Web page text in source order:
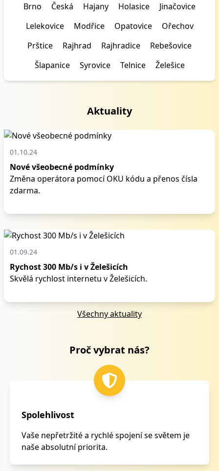
Brno Česká Hajany Holasice
Jinačovice
Lelekovice
Modřice Opatovice
Ořechov
Prštice
Rajhrad Rajhradice
Rebešovice
Šlapanice
Syrovice Telnice Želešice
Aktuality
01.10.24
Nové všeobecné podmínky
Změna operátora pomocí OKU kódu a přenos čísla
zdarma.
01.09.24
Rychost 300 Mb/s i v Želešicích
Skvělá rychlost internetu v Želešicích.
Všechny aktuality
Proč vybrat nás?
Spolehlivost
Vaše nepřetržité a rychlé spojení se světem je
naše absolutní priorita.